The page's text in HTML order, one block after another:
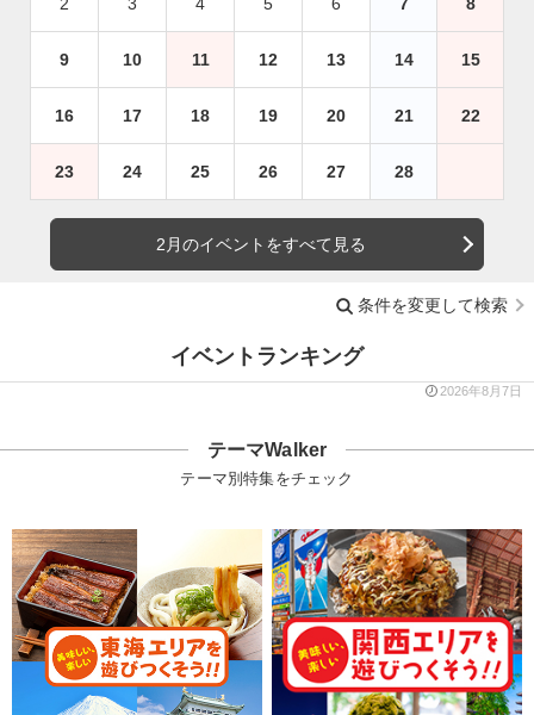
9 10 11 12 13 14 15
16 17 18 19 20 21 22
23 24 25 26 27 28
2月のイベントをすべて見る
条件を変更して検索
イベントランキング
2026年8月7日
テーマWalker
テーマ別特集をチェック